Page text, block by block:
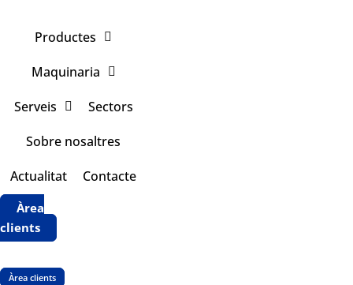
Productes
Maquinaria
Serveis
Sectors
Sobre nosaltres
Actualitat
Contacte
Àrea
clients
Àrea clients